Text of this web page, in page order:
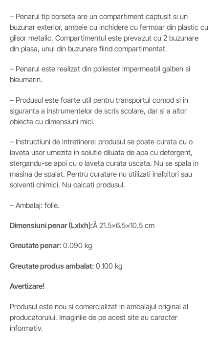
– Penarul tip borseta are un compartiment captusit si un
buzunar exterior, ambele cu inchidere cu fermoar din plastic cu
glisor metalic. Compartimentul este prevazut cu 2 buzunare
din plasa, unul din buzunare fiind compartimentat.
– Penarul este realizat din poliester impermeabil galben si
bleumarin.
– Produsul este foarte util pentru transportul comod si in
siguranta a instrumentelor de scris scolare, dar si a altor
obiecte cu dimensiuni mici.
– Instructiuni de intretinere: produsul se poate curata cu o
laveta usor umezita in solutie diluata de apa cu detergent,
stergandu-se apoi cu o laveta curata uscata. Nu se spala in
masina de spalat. Pentru curatare nu utilizati inalbitori sau
solventi chimici. Nu calcati produsul.
– Ambalaj: folie.
Dimensiuni penar (Lxlxh):Â 21.5×6.5×10.5 cm
Greutatepenar: 0.090 kg
Greutate produs ambalat: 0.100 kg
Avertizare!
Produsul este nou si comercializat in ambalajul original al
producatorului. Imaginile de pe acest site au caracter
informativ.